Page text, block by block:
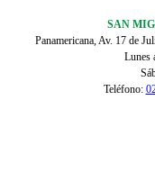
SAN
Panamericana, Av. 17 de
Lunes
Teléfono: